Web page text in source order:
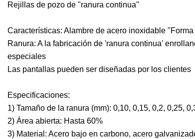
Rejillas de pozo de "ranura continua"
Características: Alambre de acero inoxidable "Forma
Ranura: A la fabricación de 'ranura continua'
especiales
Las pantallas pueden ser diseñadas por los clientes
Especificaciones:
1) Tamaño de la ranura (mm): 0,10, 0,15, 0,2, 0,25,
2) Área abierta: Hasta 60%
3) Material: Acero bajo en carbono, acero